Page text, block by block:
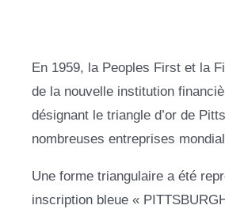
En 1959, la Peoples First et la
de la nouvelle institution
désignant le triangle d’or de
nombreuses entreprises
Une forme triangulaire a été
inscription bleue «